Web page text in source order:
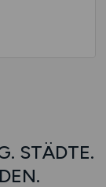
STÄDTE.